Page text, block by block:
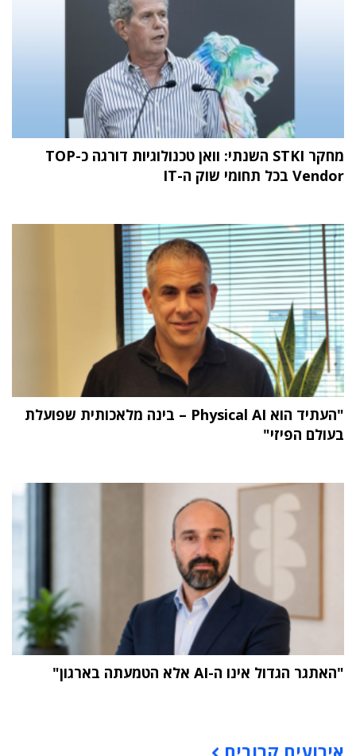
מחקר STKI השנתי: וואן טכנולוגיות דורגה כ-TOP
Vendor בכל תחומי שוק ה-IT
"העתיד הוא Physical AI – בינה מלאכותית שפועלת
בעולם הפיזי"
"האתגר הגדול אינו ה-AI אלא הטמעתה בארגון"
אירועים קרובים